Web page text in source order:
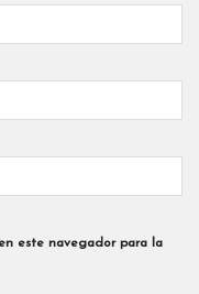
este navegador para la